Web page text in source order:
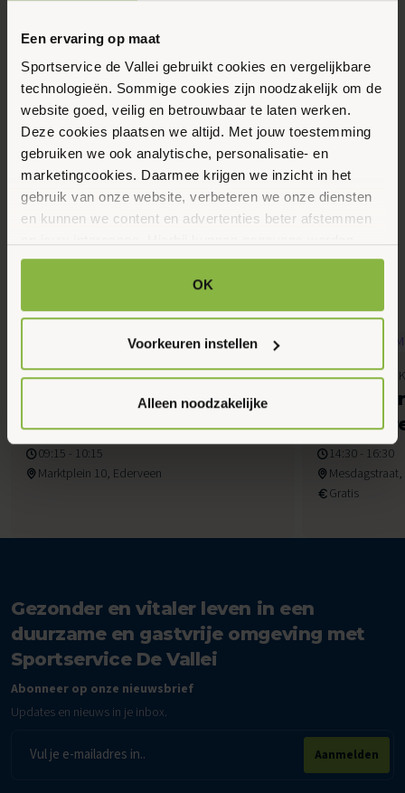
Een ervaring op maat
Sportservice de Vallei gebruikt cookies en vergelijkbare
technologieën. Sommige cookies zijn noodzakelijk om de
website goed, veilig en betrouwbaar te laten werken.
Deze cookies plaatsen we altijd. Met jouw toestemming
gebruiken we ook analytische, personalisatie- en
marketingcookies. Daarmee krijgen we inzicht in het
gebruik van onze website, verbeteren we onze diensten
en kunnen we content en advertenties beter afstemmen
gedeeld met externe partners.
staan. Via ‘Voorkeuren instellen’ kun je per categorie
kiezen welke cookies je accepteert. Je kunt je keuze op
informatie vind je in onscookiebeleid en onze
privacyverklaring.
OK
Voorkeuren instellen
Alleen noodzakelijke
Augustus 2026
09:00 - 10:00
Hof van Sint Pieter 41, Bennekom
Gerelateerde activiteiten
10
Bewegen, Gemeente Ede, MBVO, Senioren
Fitles voor senioren
maandag
09:15 - 10:15
Marktplein 10, Ederveen
11
Augustus 2026
Gemeente Ede,
SAM
14:30 - 16:30
Mesdagstraat,
Gratis
Gezonder en vitaler leven in een
duurzame en gastvrije omgeving met
Sportservice De Vallei
Abonneer op onze nieuwsbrief
Updates en nieuws in je inbox.
mailadres
Aanmelden